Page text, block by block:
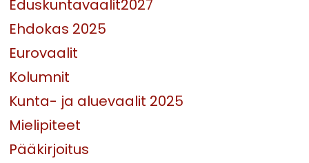
Eduskuntavaalit2027
Ehdokas 2025
Eurovaalit
Kolumnit
Kunta- ja aluevaalit 2025
Mielipiteet
Pääkirjoitus